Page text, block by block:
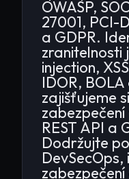
OWASP,
27001, PCI-
a GDPR.
zranitelnosti
injection,
IDOR,
zajišťujeme
zabezpečení
REST API a
Dodržujte